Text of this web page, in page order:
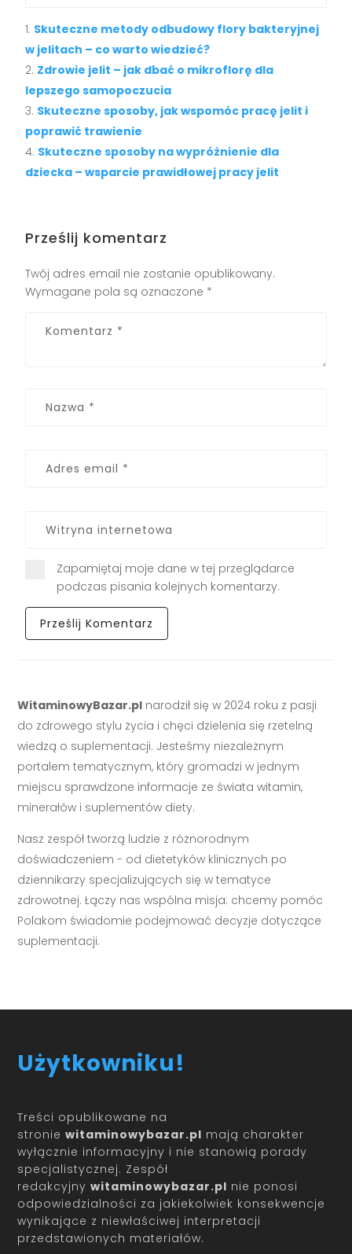
Skuteczne metody odbudowy flory bakteryjnej
w jelitach – co warto wiedzieć?
Zdrowie jelit – jak dbać o mikroflorę dla
lepszego samopoczucia
Skuteczne sposoby, jak wspomóc pracę jelit i
poprawić trawienie
Skuteczne sposoby na wypróżnienie dla
dziecka – wsparcie prawidłowej pracy jelit
Prześlij komentarz
Twój adres email nie zostanie opublikowany.
Wymagane pola są oznaczone *
Zapamiętaj moje dane w tej przeglądarce
podczas pisania kolejnych komentarzy.
WitaminowyBazar.pl narodził się w 2024 roku z pasji
do zdrowego stylu życia i chęci dzielenia się rzetelną
wiedzą o suplementacji. Jesteśmy niezależnym
portalem tematycznym, który gromadzi w jednym
miejscu sprawdzone informacje ze świata witamin,
minerałów i suplementów diety.
Nasz zespół tworzą ludzie z różnorodnym
doświadczeniem - od dietetyków klinicznych po
dziennikarzy specjalizujących się w tematyce
zdrowotnej. Łączy nas wspólna misja: chcemy pomóc
Polakom świadomie podejmować decyzje dotyczące
suplementacji.
Użytkowniku!
Treści opublikowane na
stroniewitaminowybazar.pl mają charakter
wyłącznie informacyjny i nie stanowią porady
specjalistycznej. Zespół
redakcyjnywitaminowybazar.pl nie ponosi
odpowiedzialności za jakiekolwiek konsekwencje
wynikające z niewłaściwej interpretacji
przedstawionych materiałów.